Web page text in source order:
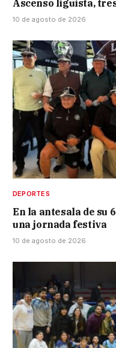
Ascenso liguista,
10 de agosto de 2026
DEPORTES
En la antesala de su
una jornada festiva
10 de agosto de 2026